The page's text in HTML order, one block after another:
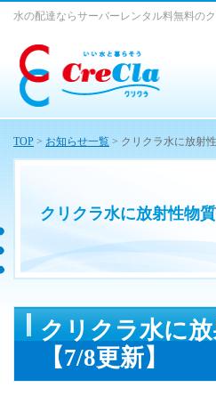
クリクラ水に放射性物
水の配達ならサーバーレンタル料無料の
クリクラ水に
【7/8更新】
TOP > お知らせ一覧 > クリクラ水に放射